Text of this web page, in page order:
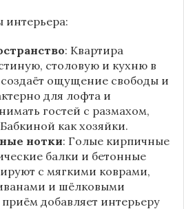
интерьера:
: Квартира
столовую и кухню в
создаёт ощущение свободы и
для лофта и
гостей с размахом,
как хозяйки.
нотки: Голые кирпичные
балки и бетонные
с мягкими коврами,
и шёлковыми
добавляет интерьеру